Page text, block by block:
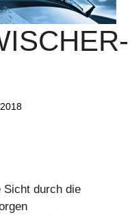
Sicht durch die